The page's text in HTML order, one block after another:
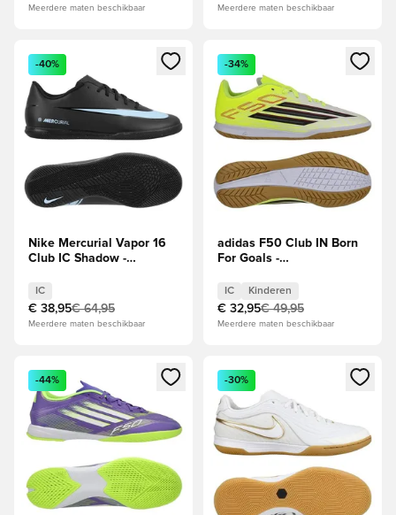
Meerdere maten beschikbaar Meerdere maten beschikbaar
Opent een venster om in te loggen of je aan te melden als
-40%
Nike Mercurial Vapor 16
Club IC Shadow -
IC
€ 38,95€ 64,95
Meerdere maten beschikbaar
Opent een venster om in te
-34%
adidas F50 Club IN Born
For Goals -
Kids
IC Kinderen
€ 32,95€ 49,95
Meerdere maten beschikbaar
Opent een venster om in te loggen of je aan te melden als
-44%
Opent een venster om in te
-30%